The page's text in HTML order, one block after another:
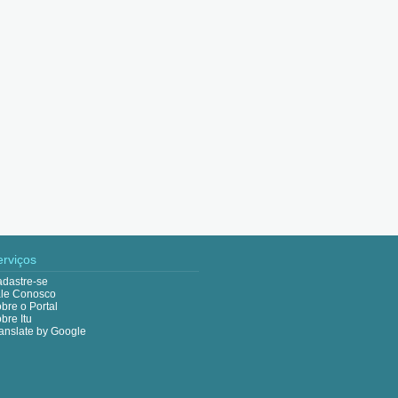
se
Conosco
o Portal
Itu
by Google